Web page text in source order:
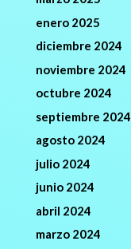
enero 2025
diciembre 2024
noviembre 2024
octubre 2024
septiembre 2024
agosto 2024
julio 2024
junio 2024
abril 2024
marzo 2024